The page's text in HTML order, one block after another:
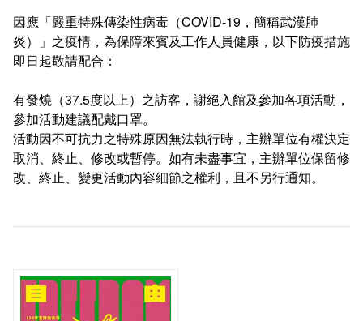
因應「嚴重特殊傳染性病毒（COVID-19，簡稱武漢肺
炎）」之疫情，為保障來賓及工作人員健康，以下防疫措施
即日起敬請配合：
有發燒（37.5度以上）之訪客，謝絕入館及參加各項活動，
參加活動建議配戴口罩。
活動因不可抗力之特殊原因無法執行時，主辦單位有權決定
取消、終止、修改或暫停。如有未盡事宜，主辦單位保留修
改、終止、變更活動內容細節之權利，且不另行通知。